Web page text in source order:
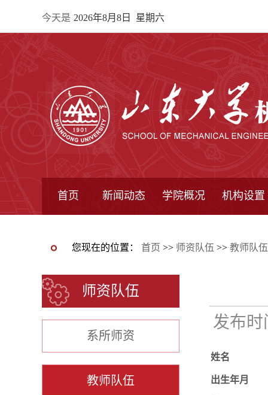
今天是 2026年8月8日 星期六
首页 新闻动态 学院概况 机构设置
您现在的位置： 首页 >> 师资队伍 >> 教师队伍
师资队伍
系所师资
教师队伍
发布
姓名
出生年月